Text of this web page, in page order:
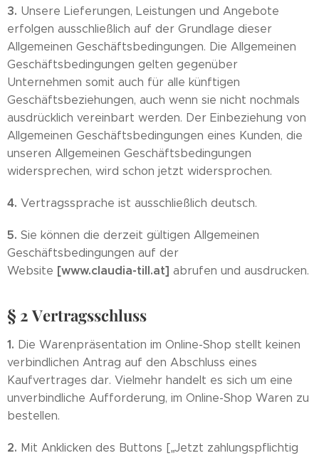
3. Unsere Lieferungen, Leistungen und Angebote
erfolgen ausschließlich auf der Grundlage dieser
Allgemeinen Geschäftsbedingungen. Die Allgemeinen
Geschäftsbedingungen gelten gegenüber
Unternehmen somit auch für alle künftigen
Geschäftsbeziehungen, auch wenn sie nicht nochmals
ausdrücklich vereinbart werden. Der Einbeziehung von
Allgemeinen Geschäftsbedingungen eines Kunden, die
unseren Allgemeinen Geschäftsbedingungen
widersprechen, wird schon jetzt widersprochen.
4. Vertragssprache ist ausschließlich deutsch.
5. Sie können die derzeit gültigen Allgemeinen
Geschäftsbedingungen auf der
Website [www.claudia-till.at] abrufen und ausdrucken.
§ 2 Vertragsschluss
1. Die Warenpräsentation im Online-Shop stellt keinen
verbindlichen Antrag auf den Abschluss eines
Kaufvertrages dar. Vielmehr handelt es sich um eine
unverbindliche Aufforderung, im Online-Shop Waren zu
bestellen.
2. Mit Anklicken des Buttons [„Jetzt zahlungspflichtig